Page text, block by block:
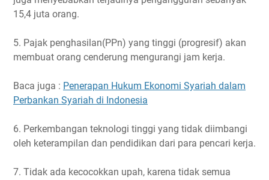
15,4 juta orang.
5. Pajak penghasilan(PPn) yang tinggi (progresif) akan
membuat orang cenderung mengurangi jam kerja.
Baca juga : Penerapan Hukum Ekonomi Syariah dalam
Perbankan Syariah di Indonesia
6. Perkembangan teknologi tinggi yang tidak diimbangi
oleh keterampilan dan pendidikan dari para pencari kerja.
7. Tidak ada kecocokkan upah, karena tidak semua